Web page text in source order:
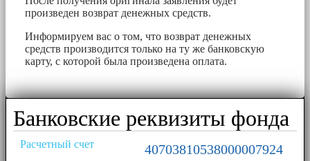
произведен возврат денежных средств.
Информируем вас о том, что возврат денежных
средств производится только на ту же банковскую
карту, с которой была произведена оплата.
Банковские реквизиты фонда
Расчетный счет 40703810538000007924